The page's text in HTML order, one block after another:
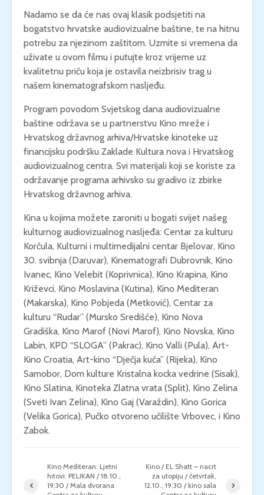
Nadamo se da će nas ovaj klasik podsjetiti na
bogatstvo hrvatske audiovizualne baštine, te na hitnu
potrebu za njezinom zaštitom. Uzmite si vremena da
uživate u ovom filmu i putujte kroz vrijeme uz
kvalitetnu priču koja je ostavila neizbrisiv trag u
našem kinematografskom nasljeđu.
Program povodom Svjetskog dana audiovizualne
baštine održava se u partnerstvu Kino mreže i
Hrvatskog državnog arhiva/Hrvatske kinoteke uz
financijsku podršku Zaklade Kultura nova i Hrvatskog
audiovizualnog centra. Svi materijali koji se koriste za
održavanje programa arhivsko su gradivo iz zbirke
Hrvatskog državnog arhiva.
Kina u kojima možete zaroniti u bogati svijet našeg
kulturnog audiovizualnog nasljeđa: Centar za kulturu
Korčula, Kulturni i multimedijalni centar Bjelovar, Kino
30. svibnja (Daruvar), Kinematografi Dubrovnik, Kino
Ivanec, Kino Velebit (Koprivnica), Kino Krapina, Kino
Križevci, Kino Moslavina (Kutina), Kino Mediteran
(Makarska), Kino Pobjeda (Metković), Centar za
kulturu “Rudar” (Mursko Središće), Kino Nova
Gradiška, Kino Marof (Novi Marof), Kino Novska, Kino
Labin, KPD “SLOGA” (Pakrac), Kino Valli (Pula), Art-
Kino Croatia, Art-kino “Dječja kuća” (Rijeka), Kino
Samobor, Dom kulture Kristalna kocka vedrine (Sisak),
Kino Slatina, Kinoteka Zlatna vrata (Split), Kino Zelina
(Sveti Ivan Zelina), Kino Gaj (Varaždin), Kino Gorica
(Velika Gorica), Pučko otvoreno učilište Vrbovec, i Kino
Zabok.
Kino Mediteran: Ljetni
hitovi: PELIKAN / 18.10.,
19:30 / Mala dvorana
Kino / EL Shatt – nacrt
za utopiju / četvrtak,
12.10., 19:30 / kino sala